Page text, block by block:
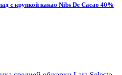
с крупкой какао Nibs De Cacao 40%